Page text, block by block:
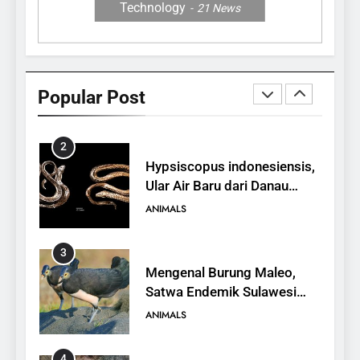
Technology 21 News
Popular Post
1
Antelope, Si Antelop
2
Hypsiscopus indonesiensis,
Ular Air Baru dari Danau
Towuti
ANIMALS
3
Mengenal Burung Maleo,
Satwa Endemik Sulawesi
yang Terancam Punah
ANIMALS